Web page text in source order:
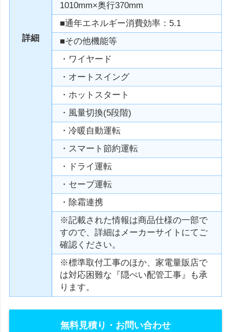
詳細
1010mm×奥行370mm
■通年エネルギー消費効率：5.1
■その他機能等
・ワイヤード
・オートスイング
・ホットスタート
・風量切換(5段階)
・冷暖自動運転
・スマート節約運転
・ドライ運転
・セーブ運転
・除霜連携
※記載された情報は商品仕様の一部で
すので、詳細はメーカーサイトにてご
確認ください。
※標準取付工事のほか、家電量販店で
は対応困難な『隠ぺい配管工事』も承
ります。
無料見積り・お問い合わせ